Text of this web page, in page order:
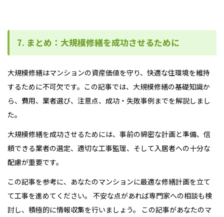
7. まとめ：大規模修繕を成功させるために
大規模修繕はマンションの資産価値を守り、快適な住環境を維持
するために不可欠です。この記事では、大規模修繕の基礎知識か
ら、費用、業者選び、注意点、成功・失敗事例までを解説しまし
た。
大規模修繕を成功させるためには、事前の綿密な計画と準備、信
頼できる業者の選定、適切な工事監理、そして入居者への十分な
配慮が重要です。
この記事を参考に、あなたのマンションに最適な修繕計画を立て
て工事を進めてください。 不安な点があれば専門家への相談も検
討し、積極的に情報収集を行いましょう。 この記事があなたのマ